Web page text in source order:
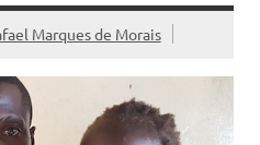
Marques de Morais